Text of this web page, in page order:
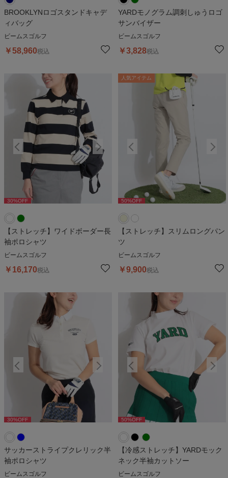
BROOKLYNロゴスタンドキャデ
ィバッグ
ビームスゴルフ
￥58,960税込
YARDモノグラム調刺しゅうロゴ
サンバイザー
ビームスゴルフ
￥3,828税込
30%OFF %OFF
【ストレッチ】ワイドボーダー長
袖ポロシャツ
ビームスゴルフ
￥ 16,170税込
人気アイテム
50%OFF
人気アイテム
50%OFF
【ストレッチ】スリムロングパン
ツ
ビームスゴルフ
￥9,900税込
30%OFF %OFF
サッカーストライプクレリック半
袖ポロシャツ
ビームスゴルフ
50%OFF 50%OFF
【冷感ストレッチ】YARDモック
ネック半袖カットソー
ビームスゴルフ